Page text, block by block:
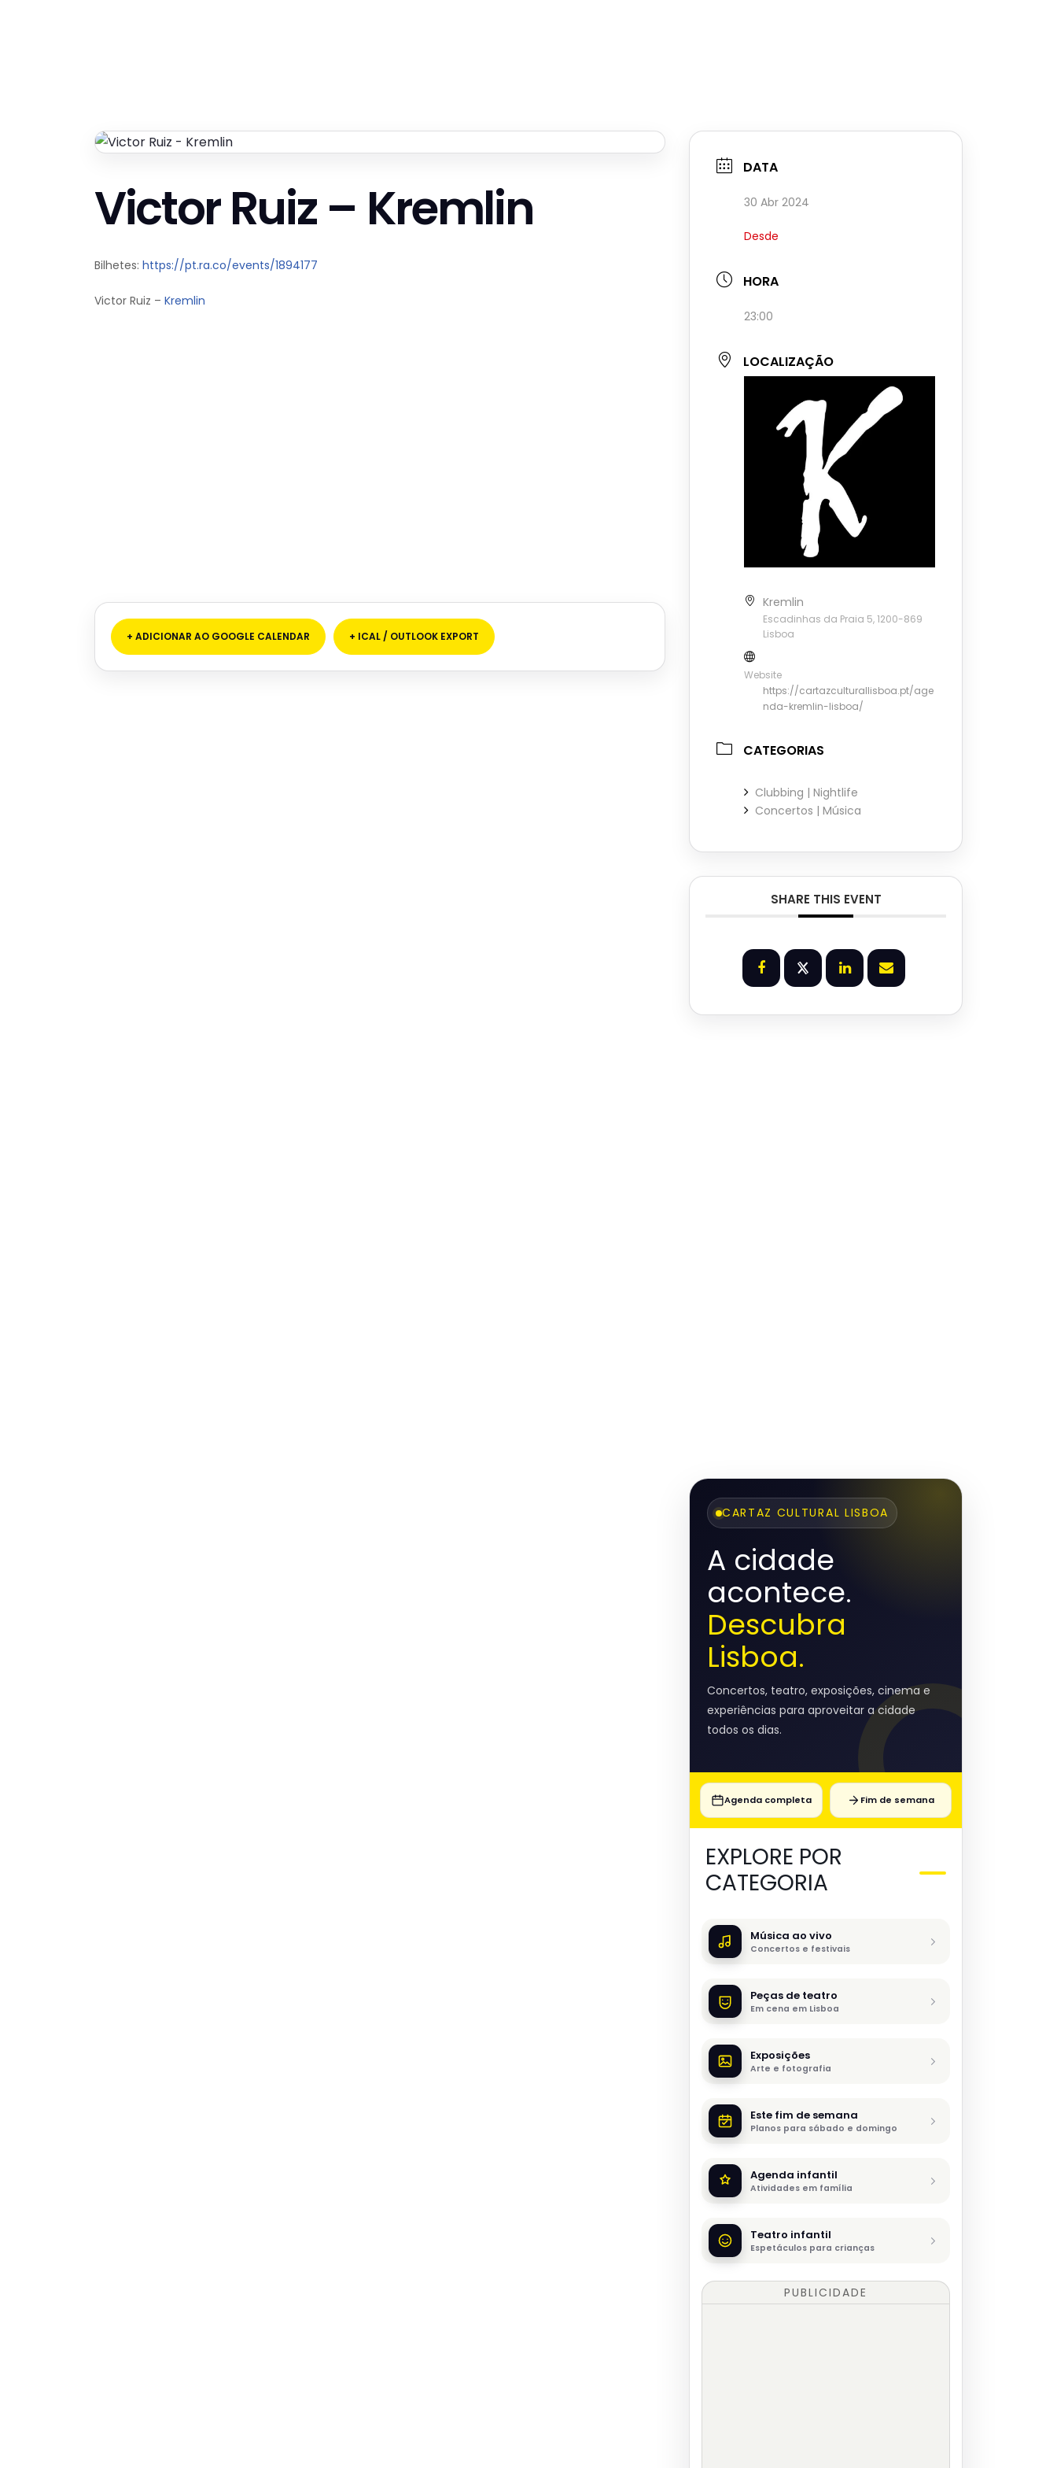
Victor Ruiz – Kremlin
Bilhetes: https://pt.ra.co/events/1894177
Victor Ruiz – Kremlin
+ ADICIONAR AO GOOGLE CALENDAR + ICAL / OUTLOOK EXPORT
DATA
30 Abr 2024
Desde
HORA
23:00
LOCALIZAÇÃO
Kremlin
Escadinhas da Praia 5, 1200-869
Lisboa
Website
https://cartazculturallisboa.pt/age
nda-kremlin-lisboa/
CATEGORIAS
Clubbing | Nightlife
Concertos | Música
SHARE THIS EVENT
CARTAZ CULTURAL LISBOA
A cidade
acontece.
Descubra
Lisboa.
Concertos, teatro, exposições, cinema e
experiências para aproveitar a cidade
todos os dias.
Agenda completa Fim de semana
EXPLORE POR
CATEGORIA
Música ao vivo
Concertos e festivais
Peças de teatro
Em cena em Lisboa
Exposições
Arte e fotografia
Este fim de semana
Planos para sábado e domingo
Agenda infantil
Atividades em família
Teatro infantil
Espetáculos para crianças
PUBLICIDADE